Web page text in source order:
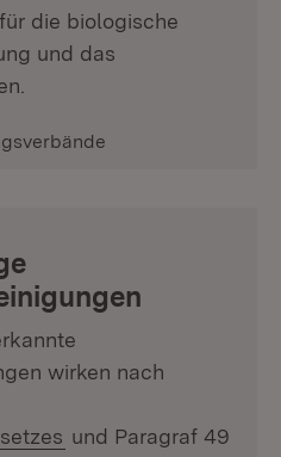
die biologische
und das
wirken nach
(Öffnet in neuem
und Paragraf 49